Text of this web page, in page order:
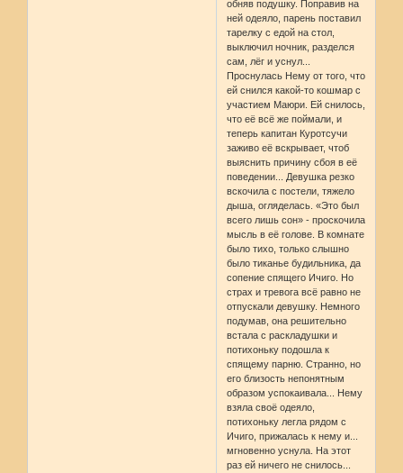
обняв подушку. Поправив на
ней одеяло, парень поставил
тарелку с едой на стол,
выключил ночник, разделся
сам, лёг и уснул...
Проснулась Нему от того, что
ей снился какой-то кошмар с
участием Маюри. Ей снилось,
что её всё же поймали, и
теперь капитан Куротсучи
заживо её вскрывает, чтоб
выяснить причину сбоя в её
поведении... Девушка резко
вскочила с постели, тяжело
дыша, огляделась. «Это был
всего лишь сон» - проскочила
мысль в её голове. В комнате
было тихо, только слышно
было тиканье будильника, да
сопение спящего Ичиго. Но
страх и тревога всё равно не
отпускали девушку. Немного
подумав, она решительно
встала с раскладушки и
потихоньку подошла к
спящему парню. Странно, но
его близость непонятным
образом успокаивала... Нему
взяла своё одеяло,
потихоньку легла рядом с
Ичиго, прижалась к нему и...
мгновенно уснула. На этот
раз ей ничего не снилось...